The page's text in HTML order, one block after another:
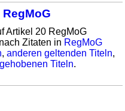
Artikel 20 RegMoG
Zitaten in RegMoG
,anderen geltenden Titeln,
Titeln.